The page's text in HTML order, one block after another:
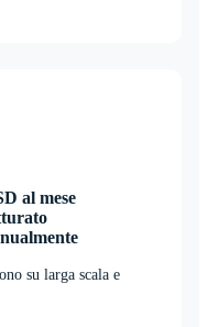
al mese
su larga scala e